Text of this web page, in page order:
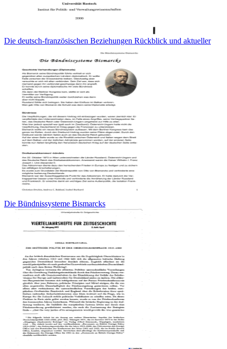
Die deutsch-französischen Beziehungen Rückblick und aktueller
Die Bündnissysteme Bismarcks